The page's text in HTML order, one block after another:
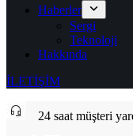
Haberler
Sergi
Teknoloji
Hakkında
İLETİŞİM
24 saat müşteri